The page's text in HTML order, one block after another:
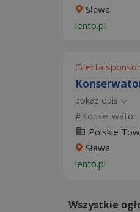
Sława
lento.pl
Oferta
pokaż opis
Konserwator
Polskie
Sława
lento.pl
Wszystkie